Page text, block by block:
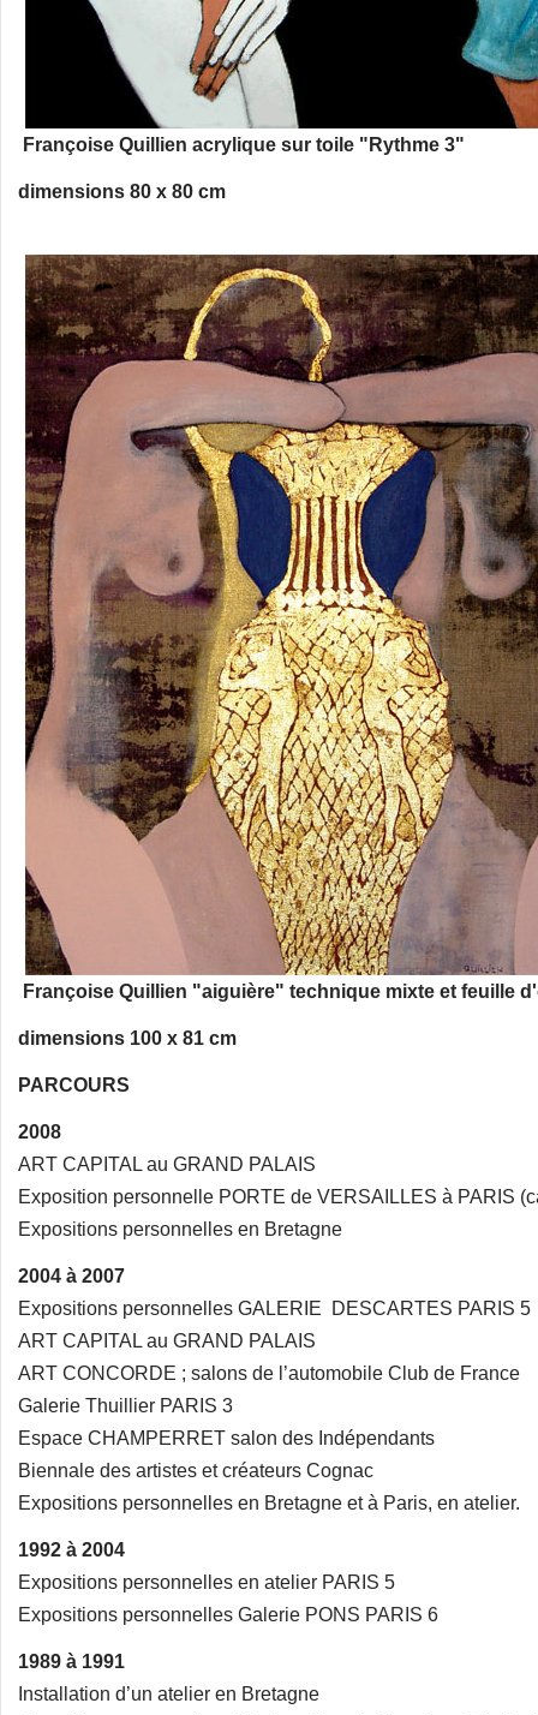
Françoise Quillien acrylique sur toile "Rythme 3"
dimensions 80 x 80 cm
Françoise Quillien "aiguière" technique mixte et feuille
dimensions 100 x 81 cm
PARCOURS
2008
ART CAPITAL au GRAND PALAIS
Exposition personnelle PORTE de VERSAILLES à PARIS
Expositions personnelles en Bretagne
2004 à 2007
Expositions personnelles GALERIE DESCARTES PARIS 5
ART CAPITAL au GRAND PALAIS
ART CONCORDE ; salons de l’automobile Club de France
Galerie Thuillier PARIS 3
Espace CHAMPERRET salon des Indépendants
Biennale des artistes et créateurs Cognac
Expositions personnelles en Bretagne et à Paris, en atelier.
1992 à 2004
Expositions personnelles en atelier PARIS 5
Expositions personnelles Galerie PONS PARIS 6
1989 à 1991
Installation d’un atelier en Bretagne